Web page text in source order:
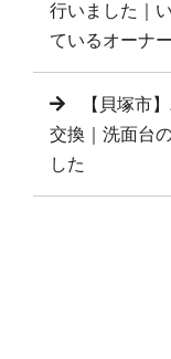
行いました｜
ているオーナ
【貝塚市
交換｜洗面台
した